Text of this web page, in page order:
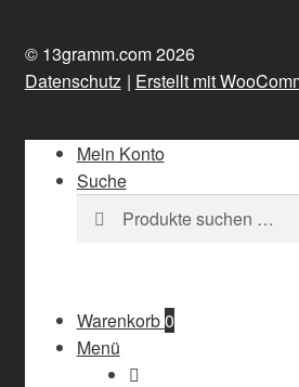
© 13gramm.com 2026
Datenschutz
Erstellt mit
Mein Konto
Suche
Suchen
nach:
Suchen
Warenkorb0
Menü